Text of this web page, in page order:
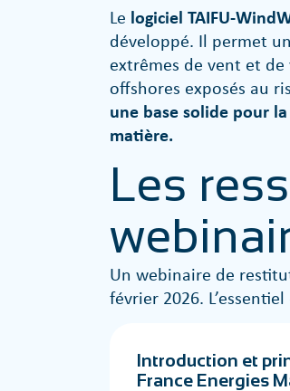
Le logiciel TAIFU-
développé. Il permet
extrêmes de vent et
offshores exposés au
une base solide pour
matière.
Les
Un webinaire de
février 2026.
Introduction et
France Energies